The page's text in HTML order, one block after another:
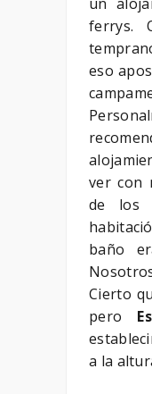
ferrys.
eso
ver con
de los
baño
Cierto
pero
a la